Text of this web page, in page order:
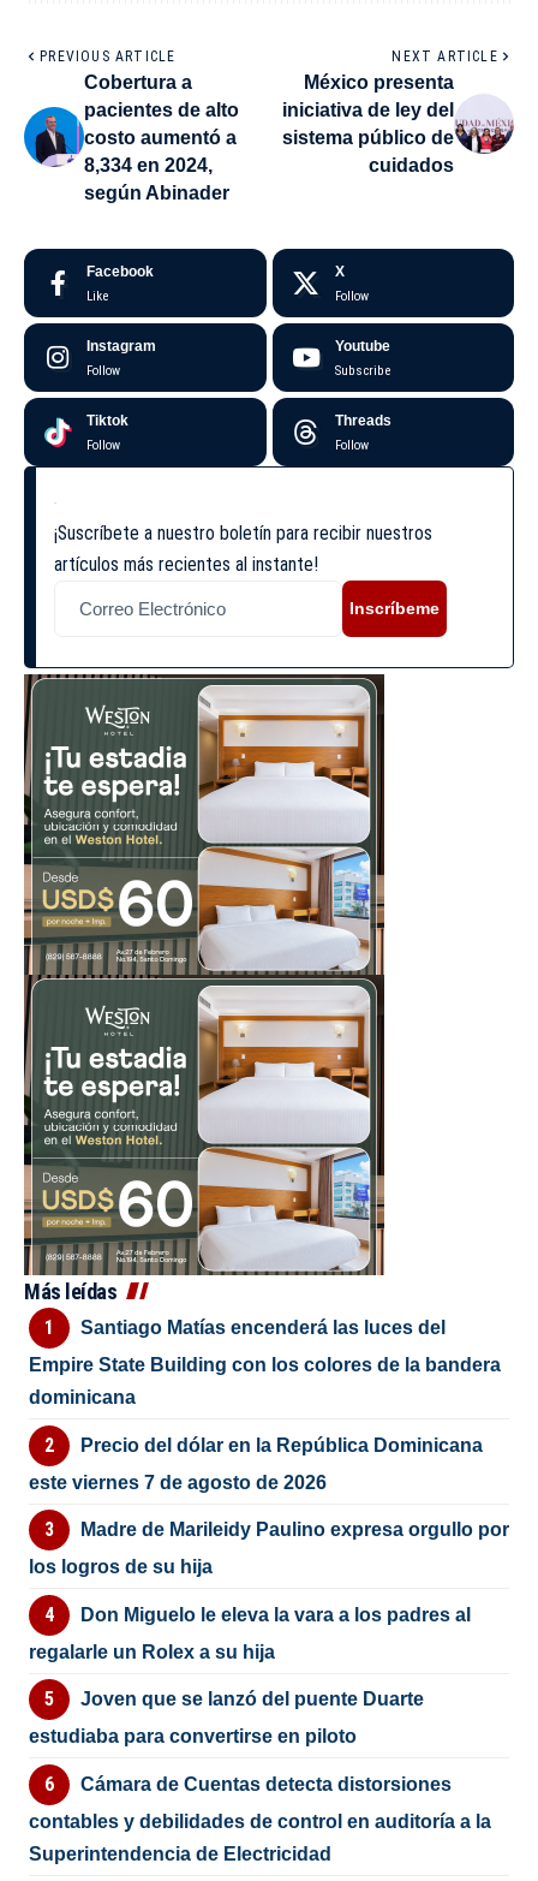
PREVIOUS ARTICLE
Cobertura a
pacientes de alto
costo aumentó a
8,334 en 2024,
según Abinader
NEXT ARTICLE
México presenta
iniciativa de ley del
sistema público de
cuidados
Facebook
Like
X
Follow
Instagram
Follow
Youtube
Subscribe
Tiktok
Follow
Threads
Follow
¡Suscríbete a nuestro boletín para recibir nuestros
artículos más recientes al instante!
Inscríbeme
Más leídas
Santiago Matías encenderá las luces del
Empire State Building con los colores de la bandera
dominicana
Precio del dólar en la República Dominicana
este viernes 7 de agosto de 2026
Madre de Marileidy Paulino expresa orgullo por
los logros de su hija
Don Miguelo le eleva la vara a los padres al
regalarle un Rolex a su hija
Joven que se lanzó del puente Duarte
estudiaba para convertirse en piloto
Cámara de Cuentas detecta distorsiones
contables y debilidades de control en auditoría a la
Superintendencia de Electricidad